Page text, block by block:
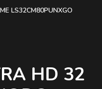
LS32CM80PUNXGO
HD 32